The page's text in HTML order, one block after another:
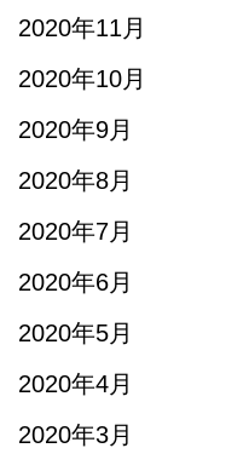
2020年11月
2020年10月
2020年9月
2020年8月
2020年7月
2020年6月
2020年5月
2020年4月
2020年3月